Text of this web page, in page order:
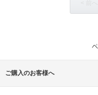
ご購入のお客様へ